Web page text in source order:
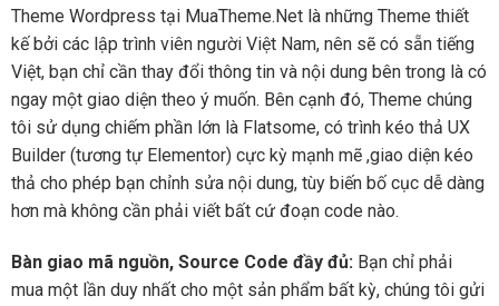
Theme Wordpress tại MuaTheme.Net là những Theme thiết
kế bởi các lập trình viên người Việt Nam, nên sẽ có sẵn tiếng
Việt, bạn chỉ cần thay đổi thông tin và nội dung bên trong là có
ngay một giao diện theo ý muốn. Bên cạnh đó, Theme chúng
tôi sử dụng chiếm phần lớn là Flatsome, có trình kéo thả UX
Builder (tương tự Elementor) cực kỳ mạnh mẽ ,giao diện kéo
thả cho phép bạn chỉnh sửa nội dung, tùy biến bố cục dễ dàng
hơn mà không cần phải viết bất cứ đoạn code nào.
Bàn giao mã nguồn, Source Code đầy đủ: Bạn chỉ phải
mua một lần duy nhất cho một sản phẩm bất kỳ, chúng tôi gửi